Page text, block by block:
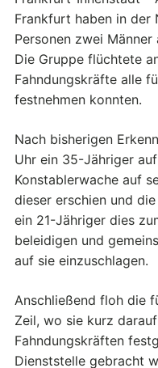
Frankfurt haben in der
Personen zwei
Die Gruppe flüchtete
Fahndungskräfte alle
festnehmen konnten.
Nach bisherigen
Uhr ein 35-Jähriger
Konstablerwache auf
dieser erschien und
ein 21-Jähriger dies
beleidigen und
auf sie einzuschlagen.
Anschließend floh die
Zeil, wo sie kurz
Fahndungskräften
Dienststelle gebracht